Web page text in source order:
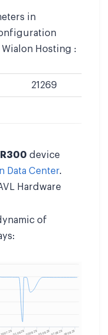
in
Hosting :
21269
device
Data Center.
Hardware
of